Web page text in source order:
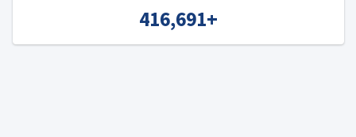
416,691+